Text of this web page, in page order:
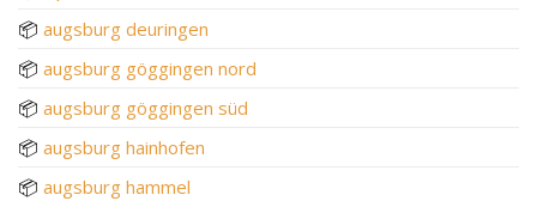
📦 augsburg deuringen
📦 augsburg göggingen nord
📦 augsburg göggingen süd
📦 augsburg hainhofen
📦 augsburg hammel